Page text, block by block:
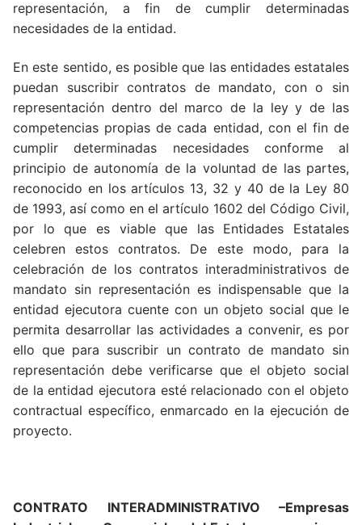
representación, a fin de cumplir determinadas
necesidades de la entidad.
En este sentido, es posible que las entidades estatales
puedan suscribir contratos de mandato, con o sin
representación dentro del marco de la ley y de las
competencias propias de cada entidad, con el fin de
cumplir determinadas necesidades conforme al
principio de autonomía de la voluntad de las partes,
reconocido en los artículos 13, 32 y 40 de la Ley 80
de 1993, así como en el artículo 1602 del Código Civil,
por lo que es viable que las Entidades Estatales
celebren estos contratos. De este modo, para la
celebración de los contratos interadministrativos de
mandato sin representación es indispensable que la
entidad ejecutora cuente con un objeto social que le
permita desarrollar las actividades a convenir, es por
ello que para suscribir un contrato de mandato sin
representación debe verificarse que el objeto social
de la entidad ejecutora esté relacionado con el objeto
contractual específico, enmarcado en la ejecución de
proyecto.
CONTRATO INTERADMINISTRATIVO –Empresas